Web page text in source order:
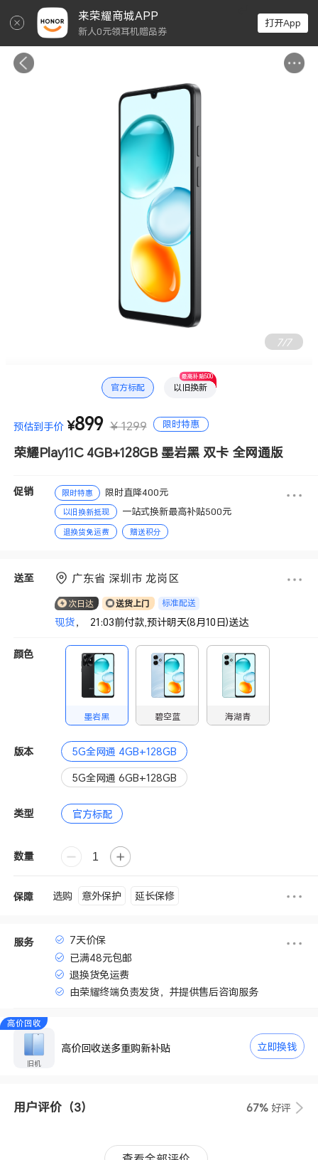
来荣耀商城APP
新人0元领耳机赠品券
打开App
7/7
官方标配 以旧换新
最高补贴500
预估到手价 ¥899 ¥ 1299 限时特惠
荣耀Play11C 4GB+128GB 墨岩黑 双卡 全网通版
促销 限时特惠 限时直降400元
以旧换新抵现 一站式换新最高补贴500元
退换货免运费 赠送积分
送至 广东省 深圳市 龙岗区
次日达 送货上门 标准配送
现货， 21:03前付款,预计明天(8月10日)送达
颜色
墨岩黑 碧空蓝 海湖青
版本 5G全网通 4GB+128GB
5G全网通 6GB+128GB
类型 官方标配
数量
保障 选购 意外保护 延长保修
服务
7天价保
已满48元包邮
退换货免运费
由荣耀终端负责发货，并提供售后咨询服务
高价回收
旧机
高价回收送多重购新补贴 立即换钱
用户评价 （3） 67% 好评